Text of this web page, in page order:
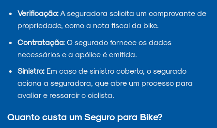
Verificação:A seguradora solicita um comprovante de
propriedade, como a nota fiscal da bike.
Contratação:O segurado fornece os dados
necessários e a apólice é emitida.
Sinistro:Em caso de sinistro coberto, o segurado
aciona a seguradora, que abre um processo para
avaliar e ressarcir o ciclista.
Quanto custa um Seguro para Bike?